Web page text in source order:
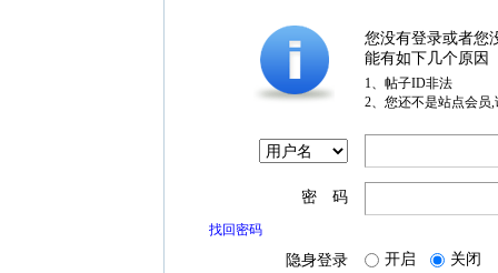
您没有登录或者您
能有如下几个原因
1、帖子ID非法
2、您还不是站点会员
密 码
找回密码
隐身登录 开启 关闭